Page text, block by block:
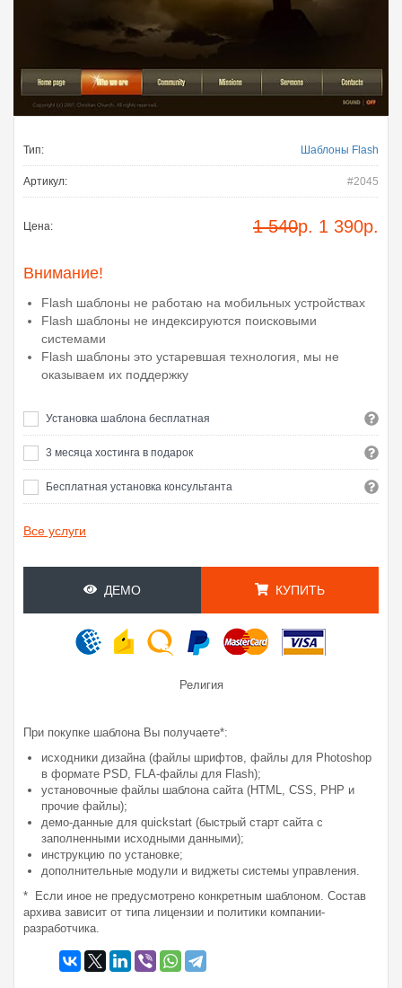
Тип: Шаблоны Flash
Артикул: #2045
Цена: 1 540р. 1 390р.
Внимание!
Flash шаблоны не работаю на мобильных устройствах
Flash шаблоны не индексируются поисковыми
системами
Flash шаблоны это устаревшая технология, мы не
оказываем их поддержку
Установка шаблона бесплатная
3 месяца хостинга в подарок
Бесплатная установка консультанта
Все услуги
ДЕМО КУПИТЬ
Религия
При покупке шаблона Вы получаете*:
исходники дизайна (файлы шрифтов, файлы для Photoshop
в формате PSD, FLA-файлы для Flash);
установочные файлы шаблона сайта (HTML, CSS, PHP и
прочие файлы);
демо-данные для quickstart (быстрый старт сайта с
заполненными исходными данными);
инструкцию по установке;
дополнительные модули и виджеты системы управления.
* Если иное не предусмотрено конкретным шаблоном. Состав
архива зависит от типа лицензии и политики компании-
разработчика.